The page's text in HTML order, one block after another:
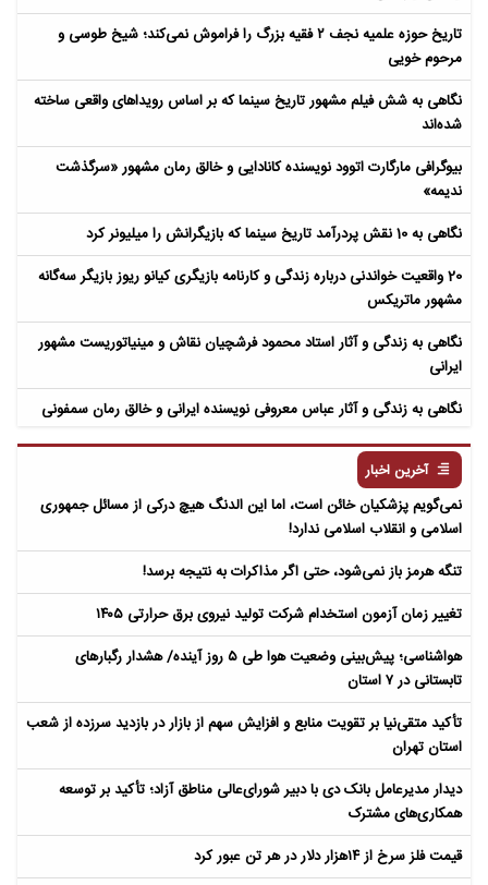
تاریخ حوزه علمیه نجف ۲ فقیه بزرگ را فراموش نمی‌کند؛ شیخ طوسی و
مرحوم خویی
نگاهی به شش فیلم مشهور تاریخ سینما که بر اساس رویداهای واقعی ساخته
شده‌اند
بیوگرافی مارگارت اتوود نویسنده کانادایی و خالق رمان مشهور «سرگذشت
ندیمه»
نگاهی به 10 نقش پردرآمد تاریخ سینما که بازیگرانش را میلیونر کرد
20 واقعیت خواندنی درباره زندگی و کارنامه بازیگری کیانو ریوز بازیگر سه‌گانه
مشهور ماتریکس
نگاهی به زندگی و آثار استاد محمود فرشچیان نقاش و مینیاتوریست مشهور
ایرانی
نگاهی به زندگی و آثار عباس معروفی نویسنده ایرانی و خالق رمان سمفونی
آخرین اخبار
نمی‌گویم پزشکیان خائن است، اما این الدنگ هیچ درکی از مسائل جمهوری
اسلامی و انقلاب اسلامی ندارد!
تنگه هرمز باز نمی‌شود، حتی اگر مذاکرات به نتیجه برسد!
تغییر زمان آزمون استخدام شرکت تولید نیروی برق حرارتی ۱۴۰۵
هواشناسی؛ پیش‌بینی وضعیت هوا طی ۵ روز آینده/ هشدار رگبارهای
تابستانی در ۷ استان
تأکید متقی‌نیا بر تقویت منابع و افزایش سهم از بازار در بازدید سرزده از شعب
استان تهران
دیدار مدیرعامل بانک دی با دبیر شورای‌عالی مناطق آزاد؛ تأکید بر توسعه
همکاری‌های مشترک
قیمت فلز سرخ از ۱۴هزار دلار در هر تن عبور کرد